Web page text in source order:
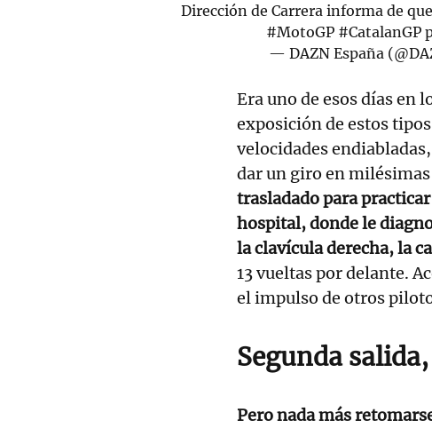
Dirección de Carrera informa de
#MotoGP #CatalanGP
— DAZN España
Era uno de esos días en
exposición de estos
velocidades
dar un giro en milésimas
trasladado para
hospital, donde le
la clavícula derecha, la
13 vueltas por delante.
el impulso de otros
Segunda
Pero nada más